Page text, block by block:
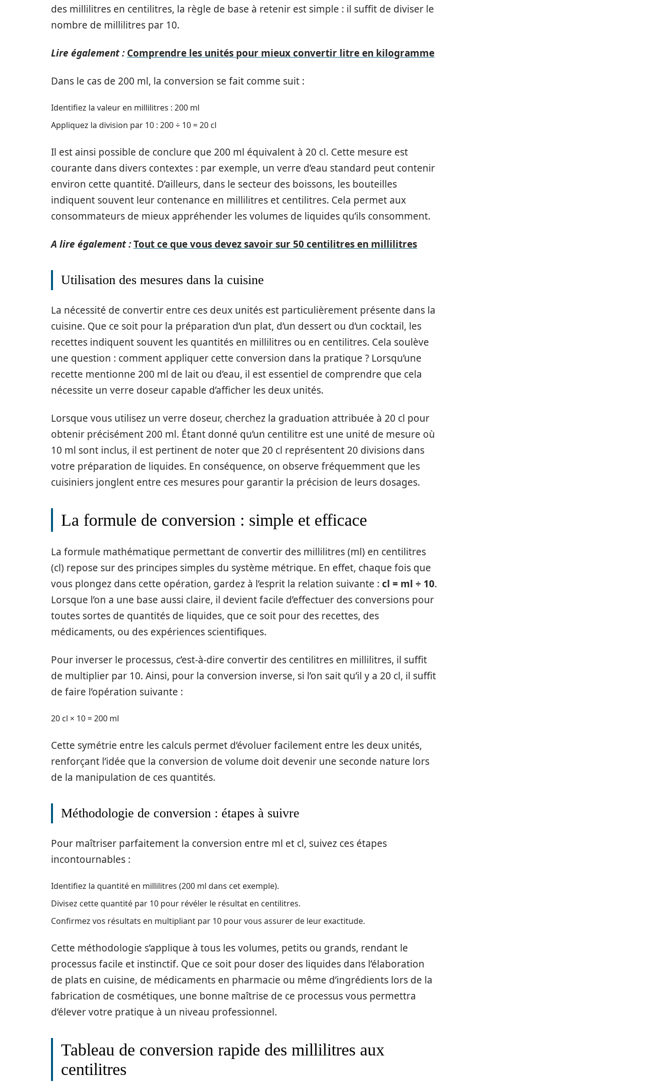
des millilitres en centilitres, la règle de base à retenir est simple : il suffit de diviser le
nombre de millilitres par 10.
Lire également : Comprendre les unités pour mieux convertir litre en kilogramme
Dans le cas de 200 ml, la conversion se fait comme suit :
Identifiez la valeur en millilitres : 200 ml
Appliquez la division par 10 : 200 ÷ 10 = 20 cl
Il est ainsi possible de conclure que 200 ml équivalent à 20 cl. Cette mesure est
courante dans divers contextes : par exemple, un verre d’eau standard peut contenir
environ cette quantité. D’ailleurs, dans le secteur des boissons, les bouteilles
indiquent souvent leur contenance en millilitres et centilitres. Cela permet aux
consommateurs de mieux appréhender les volumes de liquides qu’ils consomment.
A lire également :Tout ce que vous devez savoir sur 50 centilitres en millilitres
Utilisation des mesures dans la cuisine
La nécessité de convertir entre ces deux unités est particulièrement présente dans la
cuisine. Que ce soit pour la préparation d’un plat, d’un dessert ou d’un cocktail, les
recettes indiquent souvent les quantités en millilitres ou en centilitres. Cela soulève
une question : comment appliquer cette conversion dans la pratique ? Lorsqu’une
recette mentionne 200 ml de lait ou d’eau, il est essentiel de comprendre que cela
nécessite un verre doseur capable d’afficher les deux unités.
Lorsque vous utilisez un verre doseur, cherchez la graduation attribuée à 20 cl pour
obtenir précisément 200 ml. Étant donné qu’un centilitre est une unité de mesure où
10 ml sont inclus, il est pertinent de noter que 20 cl représentent 20 divisions dans
votre préparation de liquides. En conséquence, on observe fréquemment que les
cuisiniers jonglent entre ces mesures pour garantir la précision de leurs dosages.
La formule de conversion : simple et efficace
La formule mathématique permettant de convertir des millilitres (ml) en centilitres
(cl) repose sur des principes simples du système métrique. En effet, chaque fois que
vous plongez dans cette opération, gardez à l’esprit la relation suivante : cl = ml ÷ 10.
Lorsque l’on a une base aussi claire, il devient facile d’effectuer des conversions pour
toutes sortes de quantités de liquides, que ce soit pour des recettes, des
médicaments, ou des expériences scientifiques.
Pour inverser le processus, c’est-à-dire convertir des centilitres en millilitres, il suffit
de multiplier par 10. Ainsi, pour la conversion inverse, si l’on sait qu’il y a 20 cl, il suffit
de faire l’opération suivante :
20 cl × 10 = 200 ml
Cette symétrie entre les calculs permet d’évoluer facilement entre les deux unités,
renforçant l’idée que la conversion de volume doit devenir une seconde nature lors
de la manipulation de ces quantités.
Méthodologie de conversion : étapes à suivre
Pour maîtriser parfaitement la conversion entre ml et cl, suivez ces étapes
incontournables :
Identifiez la quantité en millilitres (200 ml dans cet exemple).
Divisez cette quantité par 10 pour révéler le résultat en centilitres.
Confirmez vos résultats en multipliant par 10 pour vous assurer de leur exactitude.
Cette méthodologie s’applique à tous les volumes, petits ou grands, rendant le
processus facile et instinctif. Que ce soit pour doser des liquides dans l’élaboration
de plats en cuisine, de médicaments en pharmacie ou même d’ingrédients lors de la
fabrication de cosmétiques, une bonne maîtrise de ce processus vous permettra
d’élever votre pratique à un niveau professionnel.
Tableau de conversion rapide des millilitres aux
centilitres